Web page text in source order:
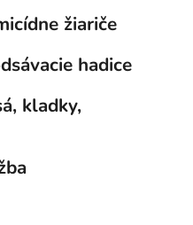
žiariče
hadice
kladky,